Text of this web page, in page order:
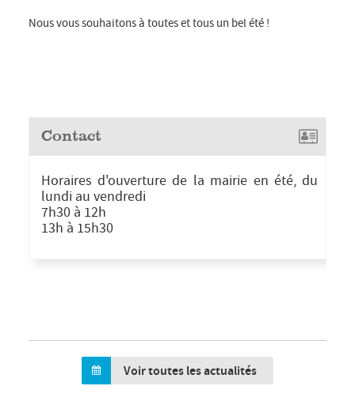
Nous vous souhaitons à toutes et tous un bel été !
Contact
Horaires d'ouverture de la mairie en été, du
lundi au vendredi
7h30 à 12h
13h à 15h30
Voir toutes les actualités